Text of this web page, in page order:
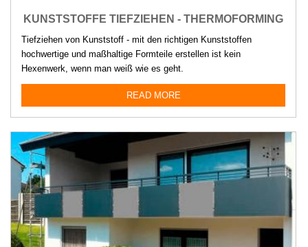
KUNSTSTOFFE TIEFZIEHEN - THERMOFORMING
Tiefziehen von Kunststoff - mit den richtigen Kunststoffen
hochwertige und maßhaltige Formteile erstellen ist kein
Hexenwerk, wenn man weiß wie es geht.
READ MORE